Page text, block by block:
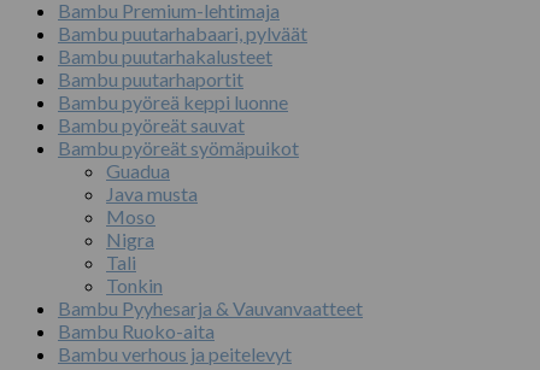
Bambu Premium-lehtimaja
Bambu puutarhabaari, pylväät
Bambu puutarhakalusteet
Bambu puutarhaportit
Bambu pyöreä keppi luonne
Bambu pyöreät sauvat
Bambu pyöreät syömäpuikot
Guadua
Java musta
Moso
Nigra
Tali
Tonkin
Bambu Pyyhesarja & Vauvanvaatteet
Bambu Ruoko-aita
Bambu verhous ja peitelevyt